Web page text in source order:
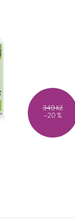
349 Kč
–20 %